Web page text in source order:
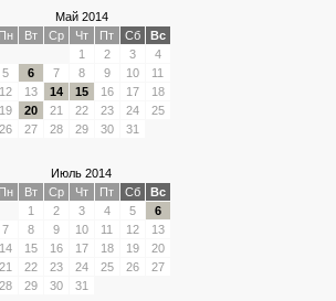
Май 2014
Пн
Вт Ср Чт Пт Сб
Вс
1
2 3
4
5
6 7 8 9 10
11
12
13 14 15 16 17
18
19
20 21 22 23 24
25
26
27 28 29 30 31
Июль 2014
Пн
Вт Ср Чт Пт Сб
Вс
1
2 3 4 5
6
7
8 9 10 11 12
13
14
15 16 17 18 19
20
21
22 23 24 25 26
27
28
29 30 31